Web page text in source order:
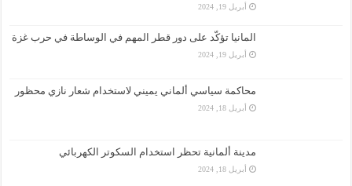
أبريل 19, 2024
المانيا تؤكّد على دور قطر المهم في الوساطة في حرب غزة
أبريل 19, 2024
محاكمة سياسي ألماني يميني لاستخدام شعار نازي محظور
أبريل 18, 2024
مدينة ألمانية تحظر استخدام السكوتر الكهربائي
أبريل 18, 2024